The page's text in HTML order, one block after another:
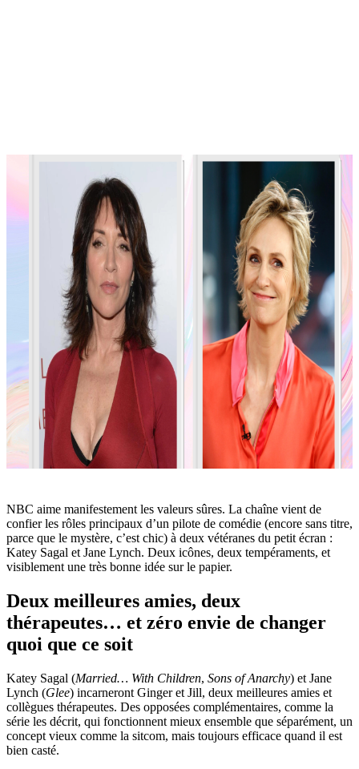
NBC aime manifestement les valeurs sûres. La chaîne vient de
confier les rôles principaux d’un pilote de comédie (encore sans titre,
parce que le mystère, c’est chic) à deux vétéranes du petit écran :
Katey Sagal et Jane Lynch. Deux icônes, deux tempéraments, et
visiblement une très bonne idée sur le papier.
Deux meilleures amies, deux
thérapeutes… et zéro envie de changer
quoi que ce soit
Katey Sagal (Married… With Children, Sons of Anarchy) et Jane
Lynch (Glee) incarneront Ginger et Jill, deux meilleures amies et
collègues thérapeutes. Des opposées complémentaires, comme la
série les décrit, qui fonctionnent mieux ensemble que séparément, un
concept vieux comme la sitcom, mais toujours efficace quand il est
bien casté.